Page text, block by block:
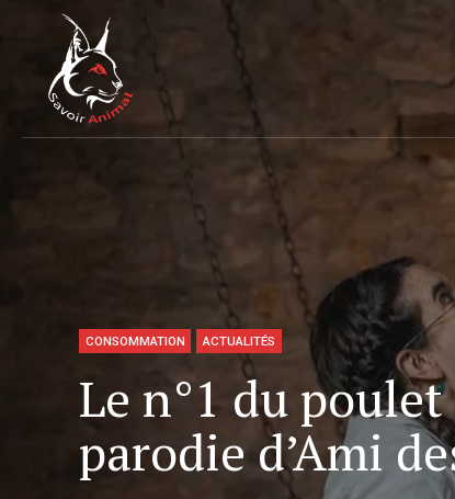
CONSOMMATION ACTUALITÉS
Le n°1 du
parodie d’Ami